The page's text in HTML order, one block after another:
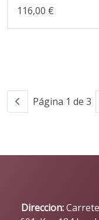
116,00 €
Página 1 de 3
Direccion: